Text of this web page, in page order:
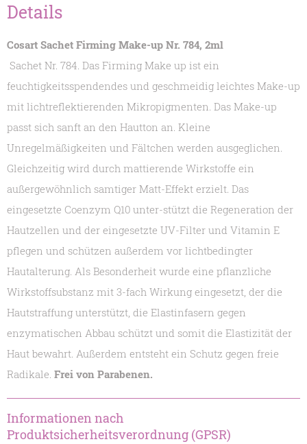
Details
Cosart Sachet Firming Make-up Nr. 784, 2ml
Sachet Nr. 784. Das Firming Make up ist ein
feuchtigkeitsspendendes und geschmeidig leichtes Make-up
mit lichtreflektierenden Mikropigmenten. Das Make-up
passt sich sanft an den Hautton an. Kleine
Unregelmäßigkeiten und Fältchen werden ausgeglichen.
Gleichzeitig wird durch mattierende Wirkstoffe ein
außergewöhnlich samtiger Matt-Effekt erzielt. Das
eingesetzte Coenzym Q10 unter-stützt die Regeneration der
Hautzellen und der eingesetzte UV-Filter und Vitamin E
pflegen und schützen außerdem vor lichtbedingter
Hautalterung. Als Besonderheit wurde eine pflanzliche
Wirkstoffsubstanz mit 3-fach Wirkung eingesetzt, der die
Hautstraffung unterstützt, die Elastinfasern gegen
enzymatischen Abbau schützt und somit die Elastizität der
Haut bewahrt. Außerdem entsteht ein Schutz gegen freie
Radikale. Frei von Parabenen.
Informationen nach
Produktsicherheitsverordnung (GPSR)